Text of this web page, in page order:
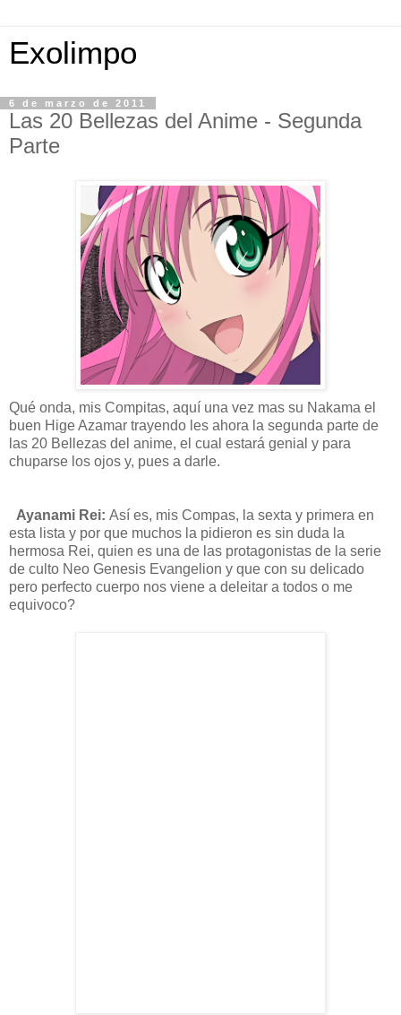
Exolimpo
6 de marzo de 2011
Las 20 Bellezas del Anime - Segunda
Parte
Qué onda, mis Compitas, aquí una vez mas su Nakama el
buen HigeAzamar trayendo les ahora la segunda parte de
las 20 Bellezas del anime, el cual estará genial y para
chuparse los ojos y, pues a darle.
Ayanami Rei: Así es, mis Compas, la sexta y primera en
esta lista y por que muchos la pidieron es sin duda la
hermosa Rei, quien es una de las protagonistas de la serie
de culto Neo Genesis Evangelion y que con su delicado
pero perfecto cuerpo nos viene a deleitar a todos o me
equivoco?